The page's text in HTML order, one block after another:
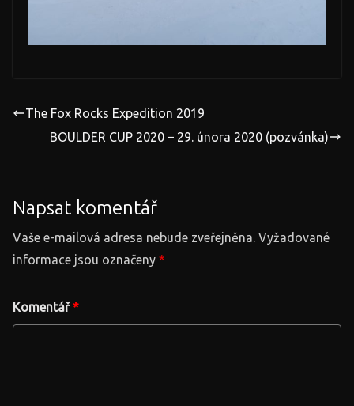
The Fox Rocks Expedition 2019
BOULDER CUP 2020 – 29. února 2020 (pozvánka)
Napsat komentář
Vaše e-mailová adresa nebude zveřejněna. Vyžadované
informace jsou označeny *
Komentář*